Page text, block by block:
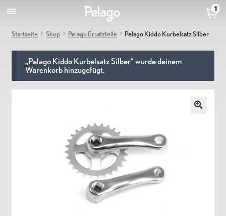
1
Startseite Shop Pelago Ersatzteile Pelago Kiddo Kurbelsatz Silber
„Pelago Kiddo Kurbelsatz Silber“ wurde deinem
Warenkorb hinzugefügt.